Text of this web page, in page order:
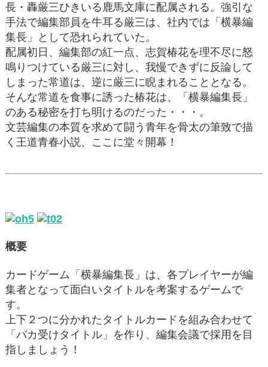
長・轟厳三ひきいる鹿馬文庫に配属される。強引な
手法で編集部員を牛耳る厳三は、社内では「横暴編
集長」として恐れられていた。
配属初日、編集部の紅一点、志賀椿花を理不尽に怒
鳴りつけている厳三に対し、我慢できずに反論して
しまった常道は、逆に厳三に睨まれることとなる。
そんな常道を食事に誘った椿花は、「横暴編集長」
のある秘密を打ち明けるのだった・・・。
文芸編集の本質を求めて闘う青年を骨太の筆致で描
く王道青春小説、ここに堂々開幕！
概要
カードゲーム「横暴編集長」は、各プレイヤーが編
集者となって面白いタイトルを考案するゲームで
す。
上下２つに分かれたタイトルカードを組み合わせて
「バカ受けタイトル」を作り、編集会議で採用を目
指しましょう！